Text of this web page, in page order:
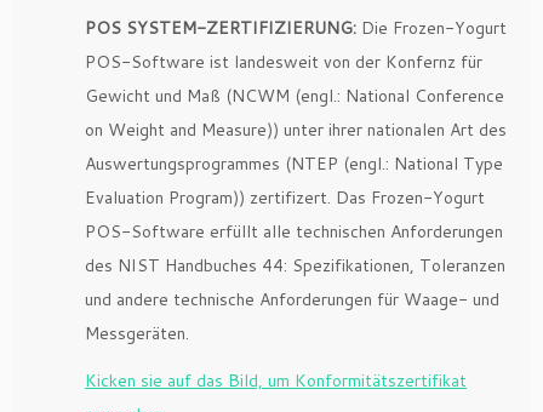
POS SYSTEM-ZERTIFIZIERUNG: Die Frozen-Yogurt
POS-Software ist landesweit von der Konfernz für
Gewicht und Maß (NCWM (engl.: National Conference
on Weight and Measure)) unter ihrer nationalen Art des
Auswertungsprogrammes (NTEP (engl.: National Type
Evaluation Program)) zertifizert. Das Frozen-Yogurt
POS-Software erfüllt alle technischen Anforderungen
des NIST Handbuches 44: Spezifikationen, Toleranzen
und andere technische Anforderungen für Waage- und
Messgeräten.
Kicken sie auf das Bild, um Konformitätszertifikat